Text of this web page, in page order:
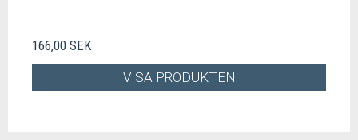
166,00 SEK
VISA PRODUKTEN